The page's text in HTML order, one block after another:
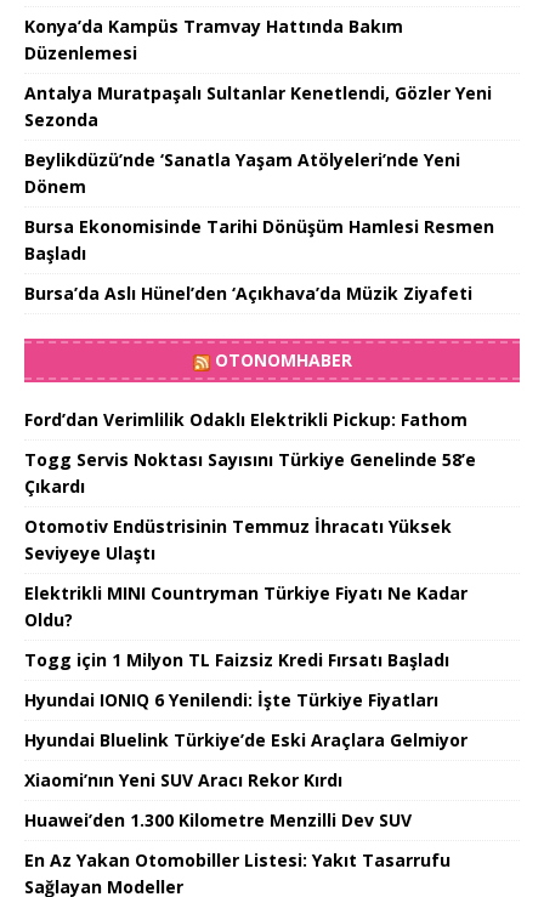
Konya’da Kampüs Tramvay Hattında Bakım
Düzenlemesi
Antalya Muratpaşalı Sultanlar Kenetlendi, Gözler Yeni
Sezonda
Beylikdüzü’nde ‘Sanatla Yaşam Atölyeleri’nde Yeni
Dönem
Bursa Ekonomisinde Tarihi Dönüşüm Hamlesi Resmen
Başladı
Bursa’da Aslı Hünel’den ‘Açıkhava’da Müzik Ziyafeti
OTONOMHABER
Ford’dan Verimlilik Odaklı Elektrikli Pickup: Fathom
Togg Servis Noktası Sayısını Türkiye Genelinde 58’e
Çıkardı
Otomotiv Endüstrisinin Temmuz İhracatı Yüksek
Seviyeye Ulaştı
Elektrikli MINI Countryman Türkiye Fiyatı Ne Kadar
Oldu?
Togg için 1 Milyon TL Faizsiz Kredi Fırsatı Başladı
Hyundai IONIQ 6 Yenilendi: İşte Türkiye Fiyatları
Hyundai Bluelink Türkiye’de Eski Araçlara Gelmiyor
Xiaomi’nın Yeni SUV Aracı Rekor Kırdı
Huawei’den 1.300 Kilometre Menzilli Dev SUV
En Az Yakan Otomobiller Listesi: Yakıt Tasarrufu
Sağlayan Modeller